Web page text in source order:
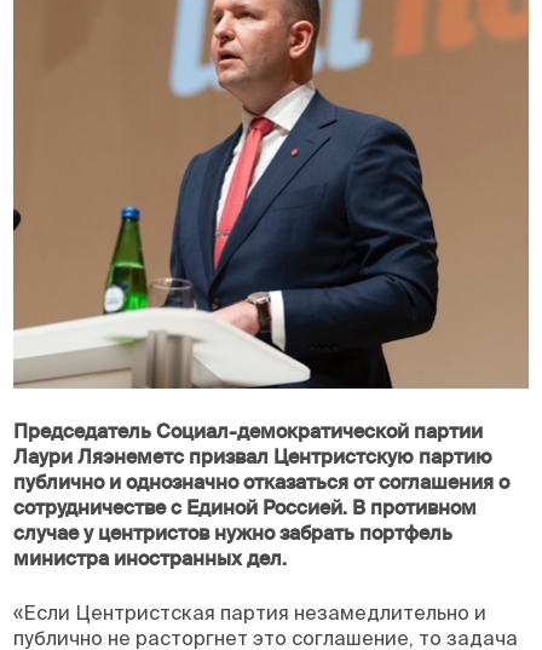
Председатель Социал-демократической партии
Лаури Ляэнеметс призвал Центристскую партию
публично и однозначно отказаться от соглашения о
сотрудничестве с Единой Россией. В противном
случае у центристов нужно забрать портфель
министра иностранных дел.
«Если Центристская партия незамедлительно и
публично не расторгнет это соглашение, то задача